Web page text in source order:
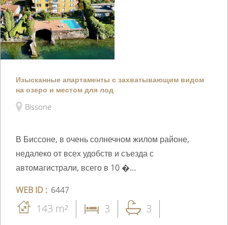
Изысканные апартаменты с захватывающим видом
на озеро и местом для лод
Bissone
В Биссоне, в очень солнечном жилом районе,
недалеко от всех удобств и съезда с
автомагистрали, всего в 10 �...
WEB ID : 6447
143 m² 3 3